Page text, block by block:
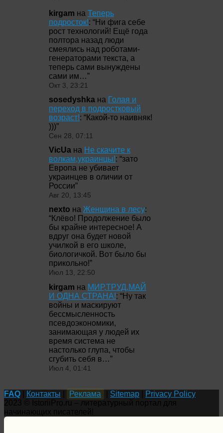
kirgam на Теперь
подросток!: “Ни фига себе
рост технологий! Ещё года
полтора назад люди
смеялись над роботами-
генераторами текста, а
теперь сами вынуждены
сами им…”
Окт 3, 23:21
sosedyshka на Голая и
переход в подростковый
возраст!: “Какой-то наивняк!
)))”
Сен 28, 07:11
VicUa на Не скачите к
волкам,украинцы!: “зато
Европа не убивает
украинцев в оличии от
России”
Авг 20, 13:45
nexto на Женщина в лесу:
“Клёво! Продолжение было
бы крайне интересное! А
вдруг она будет новой
училкой в его школе,
биологичкой. Вот было бы
прикольно!”
Июл 13, 22:50
kirgam на МИР,ТРУД,МАЙ
И ОДНА СТРАНА!: “Ну так
войны и маскируют
бессмысленность
псевдоэкономики,
занимающая у людей их
время система не
настолько глупа, чтобы
сгубить себя в…”
Июл 4, 01:41
FAQ Контакты Реклама Sitemap
Privacy Policy